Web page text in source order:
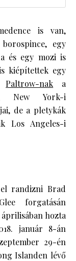
is van,
egy
és egy mozi is
kiépítettek egy
Paltrow-nak a
New York-i
de a pletykák
Los Angeles-i
randizni Brad
forgatásán
áprilisában hozta
január 8-án
29-én
Islanden lévő